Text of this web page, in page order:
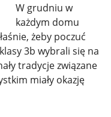
W grudniu w
każdym domu
żeby poczuć
3b wybrali się na
tradycje związane
miały okazję